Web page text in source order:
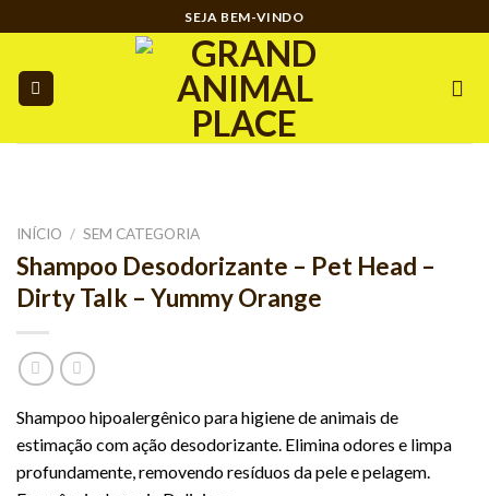
para
conteúdo
SEJA BEM-VINDO
INÍCIO / SEM CATEGORIA
Shampoo Desodorizante – Pet Head –
Dirty Talk – Yummy Orange
Shampoo hipoalergênico para higiene de animais de
estimação com ação desodorizante. Elimina odores e limpa
profundamente, removendo resíduos da pele e pelagem.